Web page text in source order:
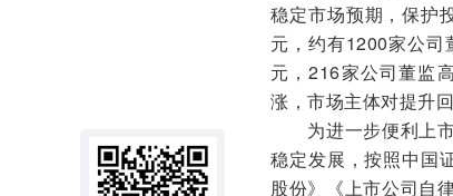
稳定市场预期，保护
元，约有1200家公
元，216家公司董监
涨，市场主体对提升
为进一步便利上
稳定发展，按照中国
股份》《上市公司自